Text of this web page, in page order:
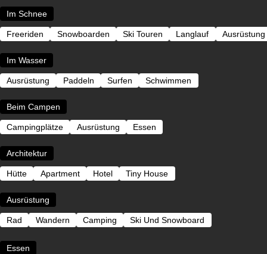
Im Schnee
Freeriden Snowboarden Ski Touren Langlauf Ausrüstung
Im Wasser
Ausrüstung Paddeln Surfen Schwimmen
Beim Campen
Campingplätze Ausrüstung Essen
Architektur
Hütte Apartment Hotel Tiny House
Ausrüstung
Rad Wandern Camping Ski Und Snowboard
Essen